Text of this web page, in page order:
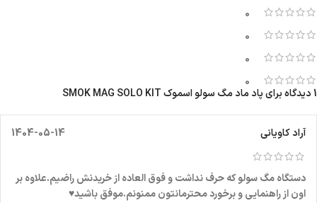
0
0
0
0
1 دیدگاه برای
پاد ماد مگ سولو اسموک SMOK MAG SOLO KIT
آراد کاویانی 1404-05-14
دستگاه مگ سولو که حرف نداشت و فوق العاده از خریدنش راضیم.علاوه بر
اون از راهنمایی و برخورد محترمانتون ممنونم.موفق باشید♥️